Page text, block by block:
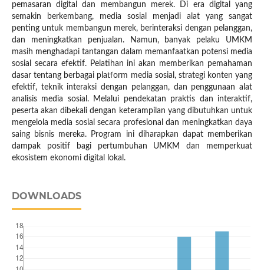
pemasaran digital dan membangun merek. Di era digital yang
semakin berkembang, media sosial menjadi alat yang sangat
penting untuk membangun merek, berinteraksi dengan pelanggan,
dan meningkatkan penjualan. Namun, banyak pelaku UMKM
masih menghadapi tantangan dalam memanfaatkan potensi media
sosial secara efektif. Pelatihan ini akan memberikan pemahaman
dasar tentang berbagai platform media sosial, strategi konten yang
efektif, teknik interaksi dengan pelanggan, dan penggunaan alat
analisis media sosial. Melalui pendekatan praktis dan interaktif,
peserta akan dibekali dengan keterampilan yang dibutuhkan untuk
mengelola media sosial secara profesional dan meningkatkan daya
saing bisnis mereka. Program ini diharapkan dapat memberikan
dampak positif bagi pertumbuhan UMKM dan memperkuat
ekosistem ekonomi digital lokal.
DOWNLOADS